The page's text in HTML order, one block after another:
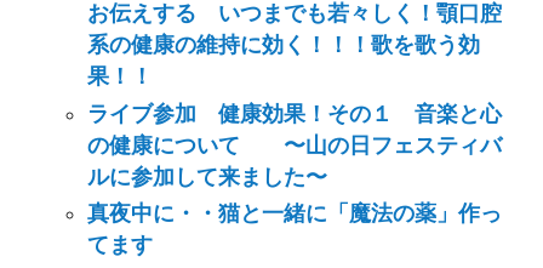
お伝えする いつまでも若々しく！顎口腔
系の健康の維持に効く！！！歌を歌う効
果！！
ライブ参加 健康効果！その１ 音楽と心
の健康について 〜山の日フェスティバ
ルに参加して来ました〜
真夜中に・・猫と一緒に「魔法の薬」作っ
てます